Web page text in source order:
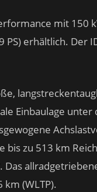
mit 150
erhältlich. Der
Einbaulage unter
zu 513 km
(WLTP).